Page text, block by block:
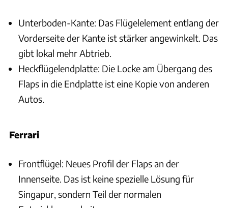
Unterboden-Kante: Das Flügelelement entlang der
Vorderseite der Kante ist stärker angewinkelt. Das
gibt lokal mehr Abtrieb.
Heckflügelendplatte: Die Locke am Übergang des
Flaps in die Endplatte ist eine Kopie von anderen
Autos.
Ferrari
Frontflügel: Neues Profil der Flaps an der
Innenseite. Das ist keine spezielle Lösung für
Singapur, sondern Teil der normalen